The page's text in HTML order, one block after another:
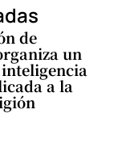
de
un
a la